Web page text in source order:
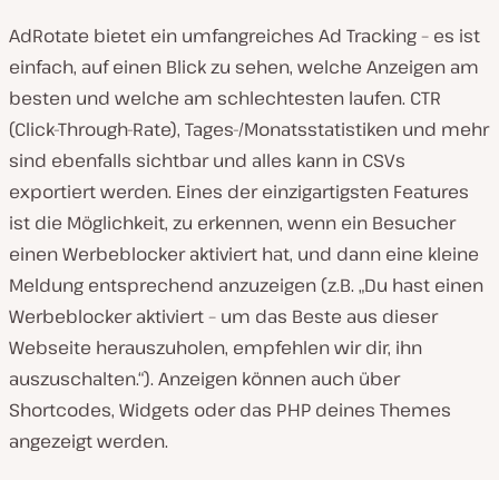
AdRotate bietet ein umfangreiches Ad Tracking – es ist
einfach, auf einen Blick zu sehen, welche Anzeigen am
besten und welche am schlechtesten laufen. CTR
(Click-Through-Rate), Tages-/Monatsstatistiken und mehr
sind ebenfalls sichtbar und alles kann in CSVs
exportiert werden. Eines der einzigartigsten Features
ist die Möglichkeit, zu erkennen, wenn ein Besucher
einen Werbeblocker aktiviert hat, und dann eine kleine
Meldung entsprechend anzuzeigen (z.B. „Du hast einen
Werbeblocker aktiviert – um das Beste aus dieser
Webseite herauszuholen, empfehlen wir dir, ihn
auszuschalten.“). Anzeigen können auch über
Shortcodes, Widgets oder das PHP deines Themes
angezeigt werden.